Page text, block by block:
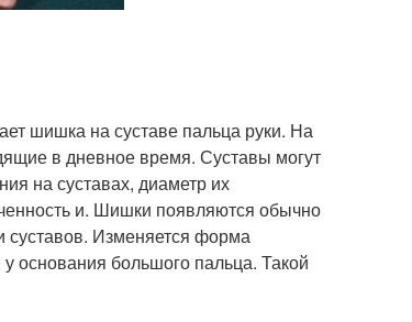
шишка на суставе пальца руки. На
в дневное время. Суставы могут
на суставах, диаметр их
и. Шишки появляются обычно
суставов. Изменяется форма
основания большого пальца. Такой